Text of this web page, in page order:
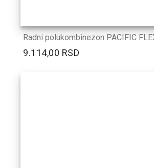
Radni polukombinezon PACIFIC
9.114,00 RSD